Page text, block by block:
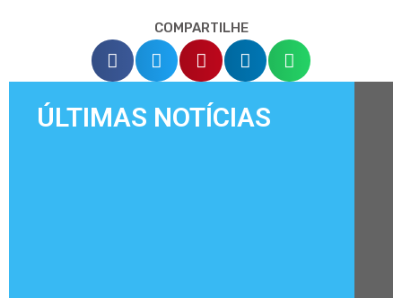
COMPARTILHE
ÚLTIMAS NOTÍCIAS